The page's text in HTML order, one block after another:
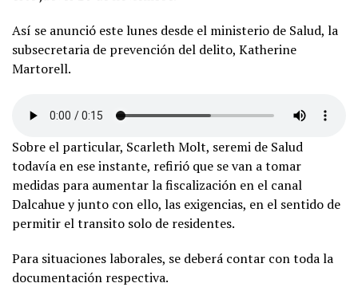
Así se anunció este lunes desde el ministerio de Salud, la
subsecretaria de prevención del delito, Katherine
Martorell.
Sobre el particular, Scarleth Molt, seremi de Salud
todavía en ese instante, refirió que se van a tomar
medidas para aumentar la fiscalización en el canal
Dalcahue y junto con ello, las exigencias, en el sentido de
permitir el transito solo de residentes.
Para situaciones laborales, se deberá contar con toda la
documentación respectiva.